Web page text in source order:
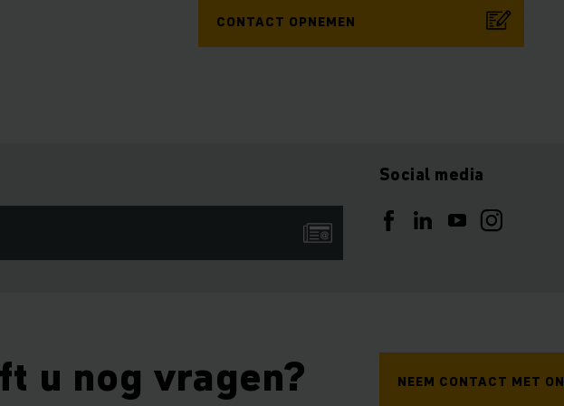
CONTACT OPNEMEN
Social media
u nog vragen? NEEM CONTACT MET